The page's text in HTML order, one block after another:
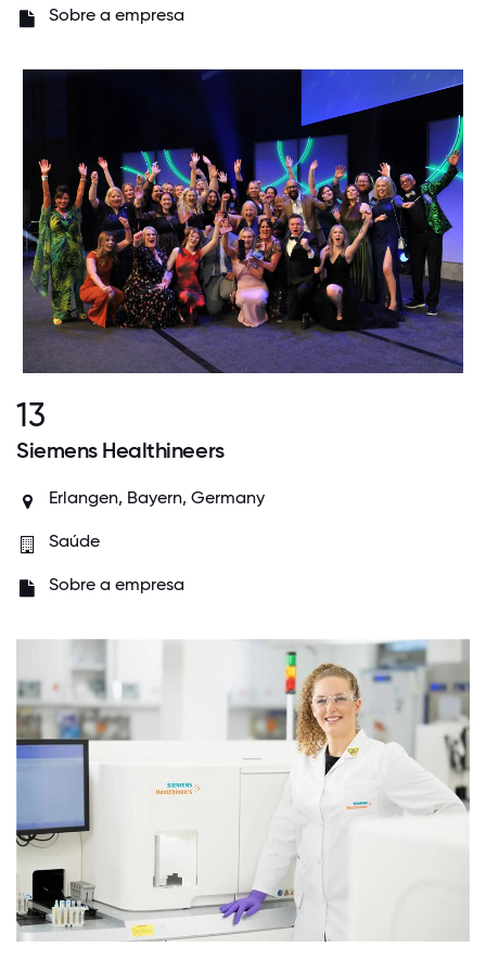
Sobre a empresa
13
Siemens Healthineers
Erlangen, Bayern, Germany
Saúde
Sobre a empresa